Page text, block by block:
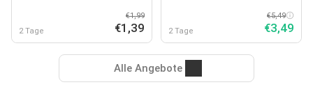
2 Tage
€1,99
€1,39 2 Tage
€5,49
€3,49
Alle Angebote